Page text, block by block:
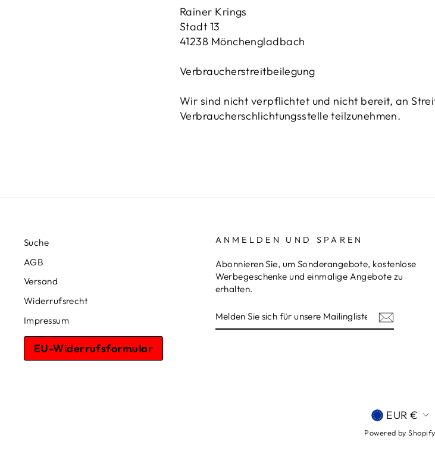
Rainer Krings
Stadt 13
41238 Mönchengladbach
Verbraucherstreitbeilegung
Wir sind nicht verpflichtet und nicht bereit, an
Verbraucherschlichtungsstelle teilzunehmen.
Suche
AGB
Versand
Widerrufsrecht
Impressum
EU-Widerrufsformular
ANMELDEN UND SPAREN
Abonnieren Sie, um Sonderangebote, kostenlose
Werbegeschenke und einmalige Angebote zu
erhalten.
SIE
SICH
EUR €
Powered by Shopify